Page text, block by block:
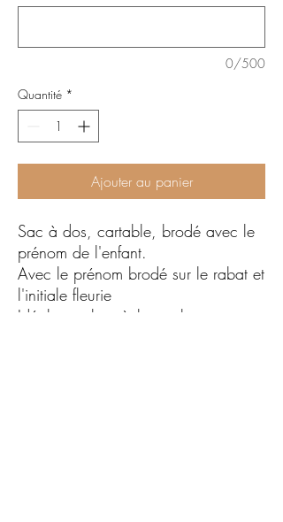
0/500
Quantité *
Ajouter au panier
Sac à dos, cartable, brodé avec le
prénom de l'enfant.
Avec le prénom brodé sur le rabat et
l'initiale fleurie
Idéal pour la crèche ou la